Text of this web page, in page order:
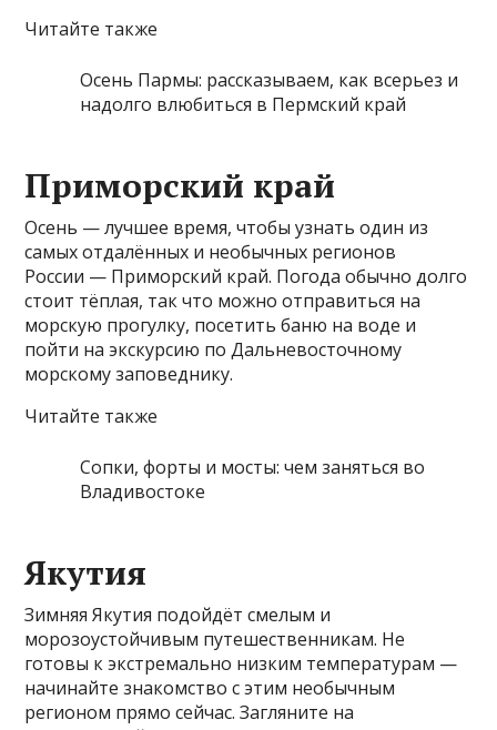
Читайте также
Осень Пармы: рассказываем, как всерьез и
надолго влюбиться в Пермский край
Приморский край
Осень — лучшее время, чтобы узнать один из
самых отдалённых и необычных регионов
России — Приморский край. Погода обычно долго
стоит тёплая, так что можно отправиться на
морскую прогулку, посетить баню на воде и
пойти на экскурсию по Дальневосточному
морскому заповеднику.
Читайте также
Сопки, форты и мосты: чем заняться во
Владивостоке
Якутия
Зимняя Якутия подойдёт смелым и
морозоустойчивым путешественникам. Не
готовы к экстремально низким температурам —
начинайте знакомство с этим необычным
регионом прямо сейчас. Загляните на